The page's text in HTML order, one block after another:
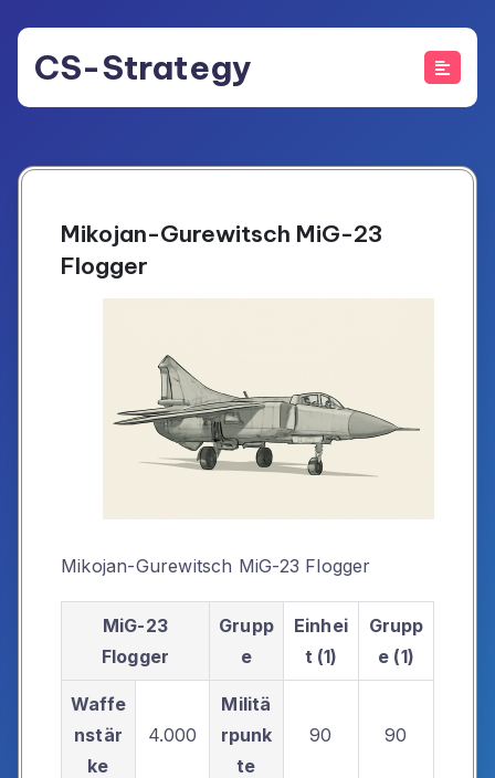
contentCS-Strategy
Mikojan-Gurewitsch MiG-23
Flogger
Mikojan-Gurewitsch MiG-23 Flogger
MiG-23
Flogger
Grupp
e
Einhei
t (1)
Grupp
e (1)
Waffe
nstär
ke
4.000
Militä
rpunk
te
90 90